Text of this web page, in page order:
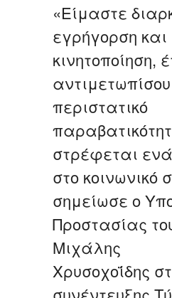
«Είμαστε
εγρήγορση και
κινητοποίηση,
περιστατικό
στρέφεται
στο κοινωνικό
σημείωσε ο
Προστασίας
Μιχάλης
Χρυσοχοΐδης